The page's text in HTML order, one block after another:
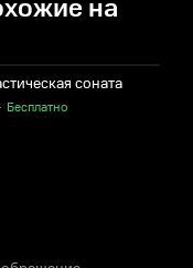
на
соната
Бесплатно
·